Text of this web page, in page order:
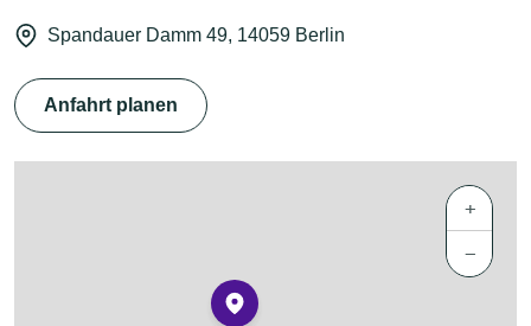
Spandauer Damm 49, 14059 Berlin
Anfahrt planen
+
−